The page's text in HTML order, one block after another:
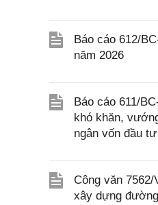
Báo cáo 612/
năm 2026
Báo cáo 611/
khó khăn,
ngân vốn đầu
Công văn
xây dựng